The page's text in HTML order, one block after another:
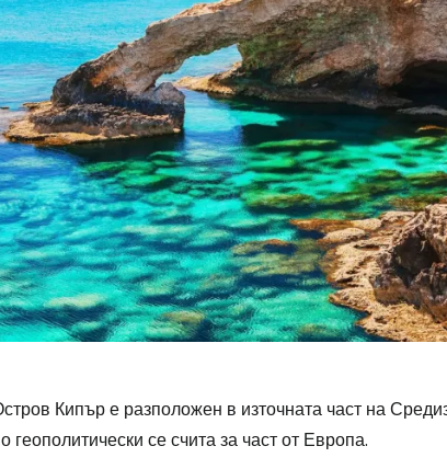
Кипър е разположен в източната част на
геополитически се счита за част от Европа.